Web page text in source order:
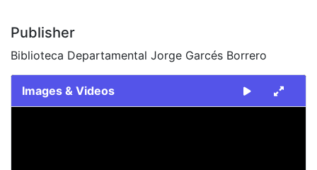
Publisher
Biblioteca Departamental Jorge Garcés Borrero
Images & Videos